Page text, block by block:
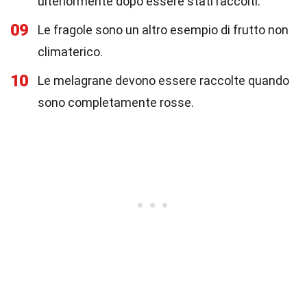
09
Le fragole sono un altro esempio di frutto non
climaterico.
10
Le melagrane devono essere raccolte quando
sono completamente rosse.